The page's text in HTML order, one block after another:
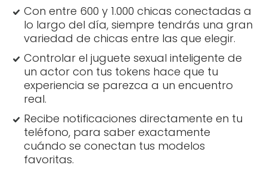
Con entre 600 y 1.000 chicas conectadas a
lo largo del día, siempre tendrás una gran
variedad de chicas entre las que elegir.
Controlar el juguete sexual inteligente de
un actor con tus tokens hace que tu
experiencia se parezca a un encuentro
real.
Recibe notificaciones directamente en tu
teléfono, para saber exactamente
cuándo se conectan tus modelos
favoritas.